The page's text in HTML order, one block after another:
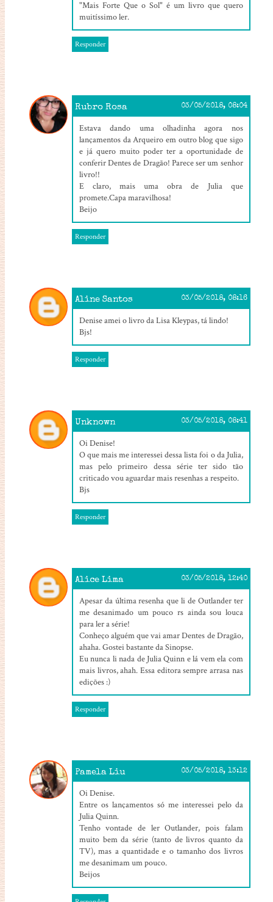
"Mais Forte Que o Sol" é um livro que quero
muitíssimo ler.
Responder
Rubro Rosa 03/05/2018, 08:04
Estava dando uma olhadinha agora nos
lançamentos da Arqueiro em outro blog que sigo
e já quero muito poder ter a oportunidade de
conferir Dentes de Dragão! Parece ser um senhor
livro!!
E claro, mais uma obra de Julia que
promete.Capa maravilhosa!
Beijo
Responder
Aline Santos 03/05/2018, 08:16
Denise amei o livro da Lisa Kleypas, tá lindo!
Bjs!
Responder
Unknown 03/05/2018, 08:41
Oi Denise!
O que mais me interessei dessa lista foi o da Julia,
mas pelo primeiro dessa série ter sido tão
criticado vou aguardar mais resenhas a respeito.
Bjs
Responder
Alice Lima 03/05/2018, 12:40
Apesar da última resenha que li de Outlander ter
me desanimado um pouco rs ainda sou louca
para ler a série!
Conheço alguém que vai amar Dentes de Dragão,
ahaha. Gostei bastante da Sinopse.
Eu nunca li nada de Julia Quinn e lá vem ela com
mais livros, ahah. Essa editora sempre arrasa nas
edições :)
Responder
Pamela Liu 03/05/2018, 13:12
Oi Denise.
Entre os lançamentos só me interessei pelo da
Julia Quinn.
Tenho vontade de ler Outlander, pois falam
muito bem da série (tanto de livros quanto da
TV), mas a quantidade e o tamanho dos livros
me desanimam um pouco.
Beijos